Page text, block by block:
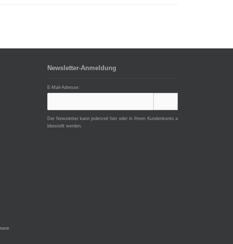
Newsletter-Anmeldung
E-Mail-Adresse:
Der Newsletter kann jederzeit hier oder in Ihrem Kundenkonto a
bbestellt werden.